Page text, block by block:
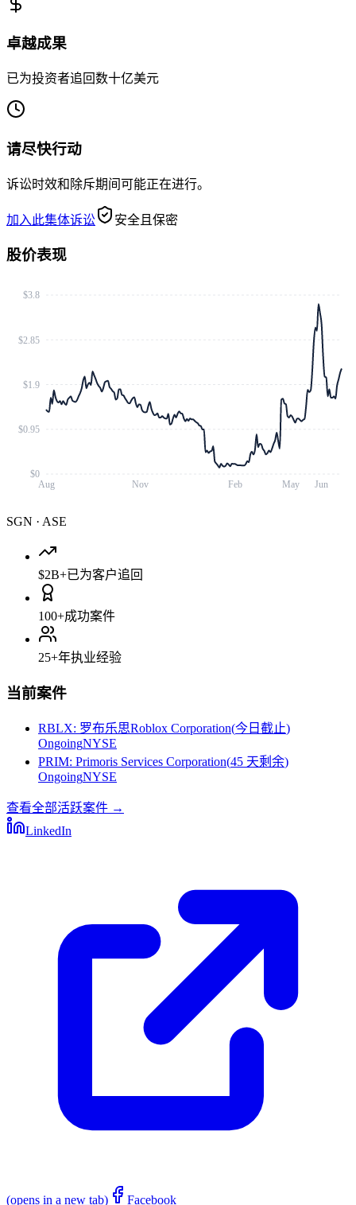
卓越成果
已为投资者追回数十亿美元
请尽快行动
诉讼时效和除斥期间可能正在进行。
加入此集体诉讼 安全且保密
股价表现
Aug Nov Feb May Jun
$0
$0.95
$1.9
$2.85
$3.8
SGN · ASE
$2B+已为客户追回
100+成功案件
25+年执业经验
当前案件
RBLX: 罗布乐思Roblox Corporation(今日截止)
OngoingNYSE
PRIM: Primoris Services Corporation(45 天剩余)
OngoingNYSE
查看全部活跃案件 →
LinkedIn
(opens in a new tab) Facebook